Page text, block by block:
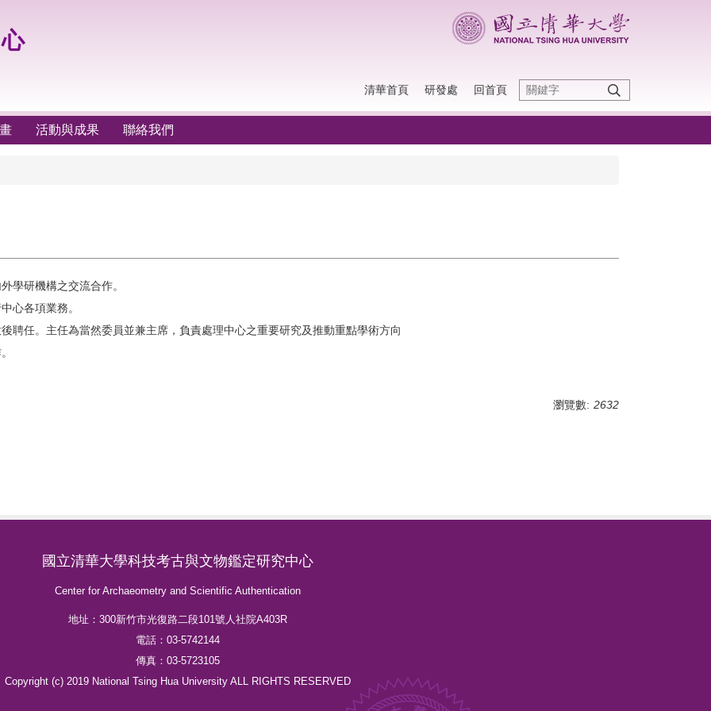
清華首頁 研發處 回首頁
活動與成果 聯絡我們
學研機構之交流合作。
心各項業務。
聘任。主任為當然委員並兼主席，負責處理中心之重要研究及推動重點學術方向
瀏覽數: 2632
國立清華大學科技考古與文物鑑定研究中心
Center for Archaeometry and Scientific Authentication
地址：300新竹市光復路二段101號人社院A403R
電話：03-5742144
傳真：03-5723105
Copyright (c) 2019 National Tsing Hua University ALL RIGHTS RESERVED